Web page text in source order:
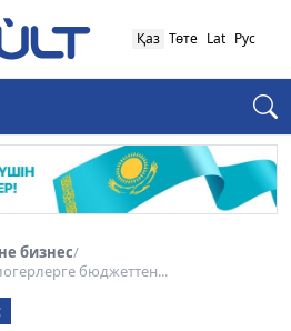
Қаз Төте Lat Рус
бизнес/
бюджеттен...